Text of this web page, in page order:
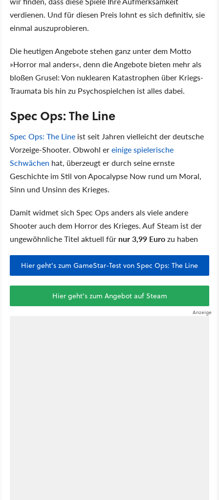
verdienen. Und für diesen Preis lohnt es sich definitiv, sie
einmal auszuprobieren.
Die heutigen Angebote stehen ganz unter dem Motto
»Horror mal anders«, denn die Angebote bieten mehr als
bloßen Grusel: Von nuklearen Katastrophen über Kriegs-
Traumata bis hin zu Psychospielchen ist alles dabei.
Spec Ops: The Line
Spec Ops: The Line ist seit Jahren vielleicht der deutsche
Vorzeige-Shooter. Obwohl ereinige spielerische
Schwächen hat, überzeugt er durch seine ernste
Geschichte im Stil von Apocalypse Now rund um Moral,
Sinn und Unsinn des Krieges.
Damit widmet sich Spec Ops anders als viele andere
Shooter auch dem Horror des Krieges. Auf Steam ist der
ungewöhnliche Titel aktuell für nur 3,99 Eurozu haben
Hier geht's zum GameStar-Test von Spec Ops: The Line
Hier geht's zum Angebot auf Steam